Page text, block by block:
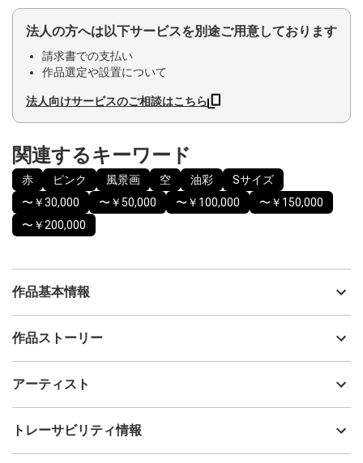
法人の方へは以下サービスを別途ご用意しております
請求書での支払い
作品選定や設置について
法人向けサービスのご相談はこちら
関連するキーワード
赤 ピンク 風景画 空 油彩
Sサイズ
〜￥30,000
〜￥50,000 〜￥100,000
〜￥150,000
〜￥200,000
作品基本情報
出品者
制作年
油彩
作品ストーリー
アーティスト
Henry Holland
フォローする
トレーサビリティ情報